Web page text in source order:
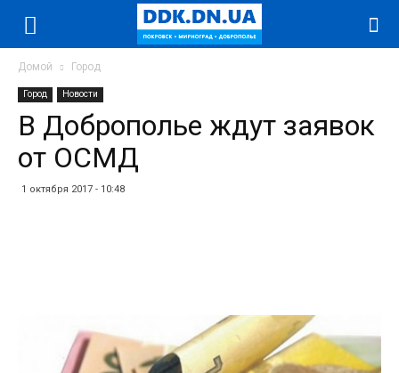
Домой Город
Город Новости
В Доброполье ждут заявок
от ОСМД
1 октября 2017 - 10:48